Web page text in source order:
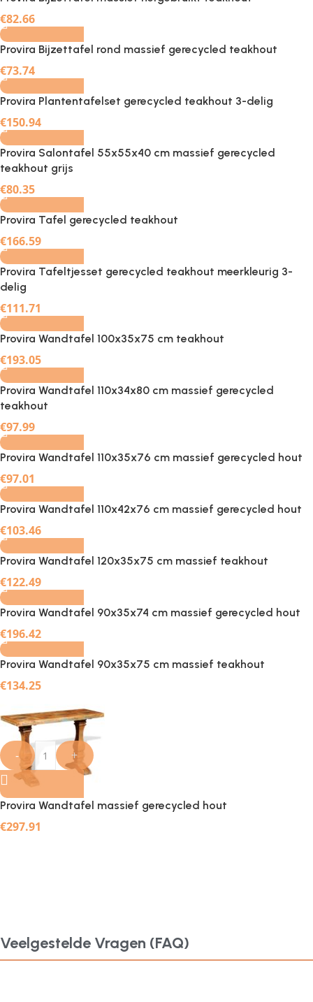
€82.66
Provira Bijzettafel rond massief gerecycled teakhout
€73.74
- +
Provira Plantentafelset gerecycled teakhout 3-delig
€150.94
- +
Provira Salontafel 55x55x40 cm massief gerecycled
teakhout grijs
€80.35
- +
Provira Tafel gerecycled teakhout
€166.59
- +
Provira Tafeltjesset gerecycled teakhout meerkleurig 3-
delig
€111.71
-
Provira Wandtafel 100x35x75 cm teakhout
€193.05
- +
Provira Wandtafel 110x34x80 cm massief gerecycled
teakhout
€97.99
-
Provira Wandtafel 110x35x76 cm massief gerecycled hout
€97.01
- +
Provira Wandtafel 110x42x76 cm massief gerecycled hout
€103.46
- +
Provira Wandtafel 120x35x75 cm massief teakhout
€122.49
- +
Provira Wandtafel 90x35x74 cm massief gerecycled hout
€196.42
- +
Provira Wandtafel 90x35x75 cm massief teakhout
€134.25
- +
Provira Wandtafel massief gerecycled hout
€297.91
Veelgestelde Vragen (FAQ)